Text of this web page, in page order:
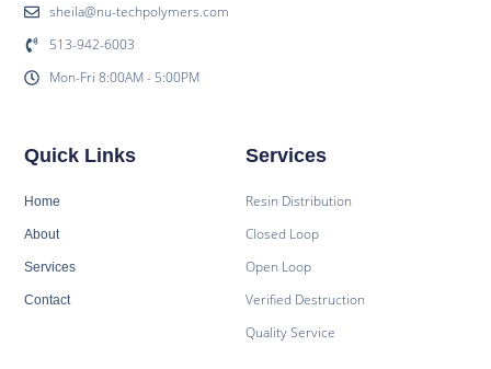
Services
Resin Distribution
Closed Loop
Open Loop
Verified Destruction
Quality Service
Quick Links
Home
About
Services
Contact
sheila@nu-techpolymers.com
513-942-6003
Mon-Fri 8:00AM - 5:00PM